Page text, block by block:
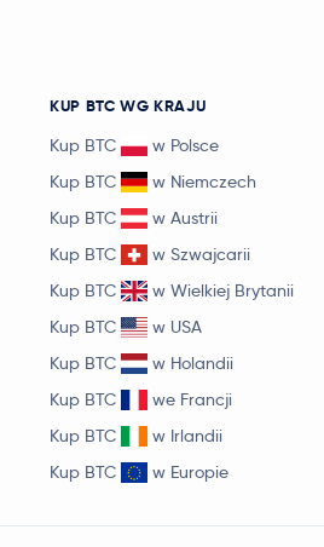
KUP BTC WG KRAJU
Kup BTC
w Polsce
Kup BTC
w Niemczech
Kup BTC
w Austrii
Kup BTC
w Szwajcarii
Kup BTC
w Wielkiej Brytanii
Kup BTC
w USA
Kup BTC
w Holandii
Kup BTC
we Francji
Kup BTC
w Irlandii
Kup BTC
w Europie